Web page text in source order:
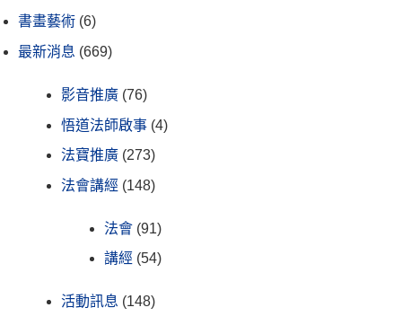
書畫藝術 (6)
最新消息 (669)
影音推廣 (76)
悟道法師啟事 (4)
法寶推廣 (273)
法會講經 (148)
法會 (91)
講經 (54)
活動訊息 (148)